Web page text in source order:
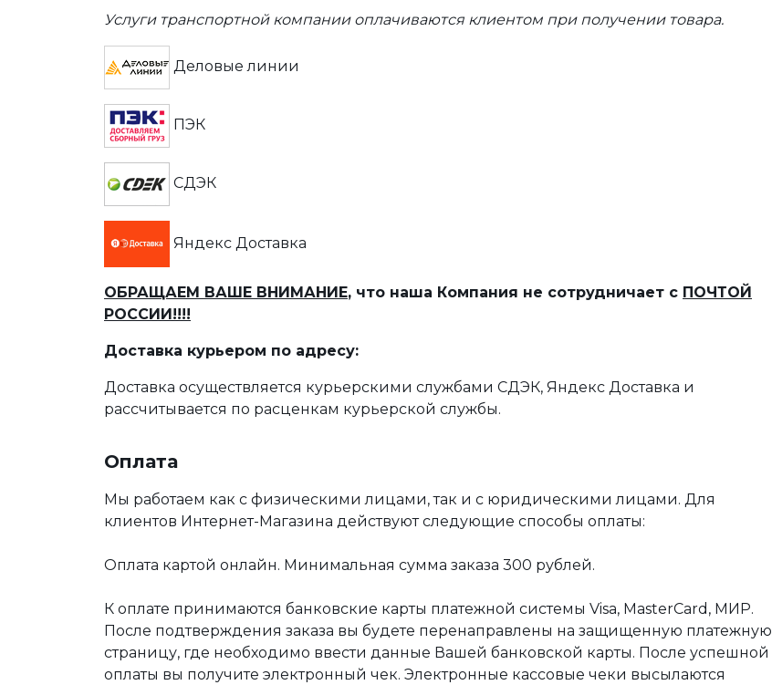
Услуги транспортной компании оплачиваются клиентом при получении товара.
Деловые линии
ПЭК
СДЭК
Яндекс Доставка
ОБРАЩАЕМ ВАШЕ ВНИМАНИЕ, что наша Компания не сотрудничает с ПОЧТОЙ
РОССИИ!!!!
Доставка курьером по адресу:
Доставка осуществляется курьерскими службами СДЭК, Яндекс Доставка и
рассчитывается по расценкам курьерской службы.
Оплата
Мы работаем как с физическими лицами, так и с юридическими лицами. Для
клиентов Интернет-Магазина действуют следующие способы оплаты:
Оплата картой онлайн. Минимальная сумма заказа 300 рублей.
К оплате принимаются банковские карты платежной системы Visa, MasterCard, МИР.
После подтверждения заказа вы будете перенаправлены на защищенную платежную
страницу, где необходимо ввести данные Вашей банковской карты. После успешной
оплаты вы получите электронный чек. Электронные кассовые чеки высылаются